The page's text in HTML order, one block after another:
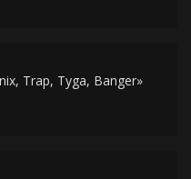
Trap, Tyga, Banger»